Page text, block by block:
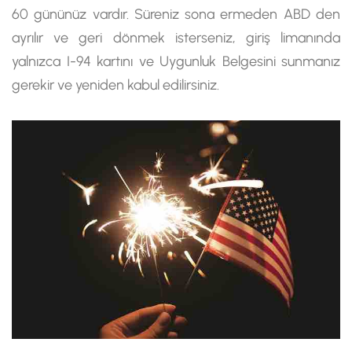
60 gününüz vardır. Süreniz sona ermeden ABD den
ayrılır ve geri dönmek isterseniz, giriş limanında
yalnızca I-94 kartını ve Uygunluk Belgesini sunmanız
gerekir ve yeniden kabul edilirsiniz.